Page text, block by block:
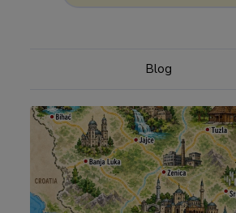
Blog